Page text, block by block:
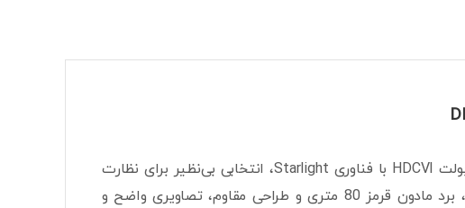
بولت HDCVI با فناوری Starlight، انتخابی بی‌نظیر برای نظارت
حرفه‌ای در محیط‌های داخلی و خارجی است. این دوربین با رزولوشن بالا، برد مادون قرمز 80 متری و طراحی مقاوم، تصاویری واضح و